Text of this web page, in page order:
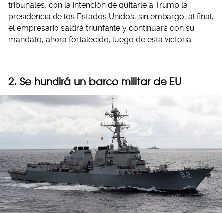
tribunales, con la intención de quitarle a Trump la
presidencia de los Estados Unidos, sin embargo, al final,
el empresario saldrá triunfante y continuará con su
mandato, ahora fortalecido, luego de esta victoria.
2. Se hundirá un barco militar de EU